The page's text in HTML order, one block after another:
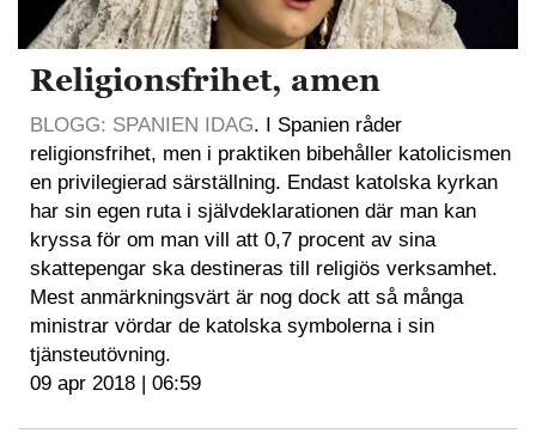
Religionsfrihet, amen
BLOGG: SPANIEN IDAG. I Spanien råder
religionsfrihet, men i praktiken bibehåller katolicismen
en privilegierad särställning. Endast katolska kyrkan
har sin egen ruta i självdeklarationen där man kan
kryssa för om man vill att 0,7 procent av sina
skattepengar ska destineras till religiös verksamhet.
Mest anmärkningsvärt är nog dock att så många
ministrar vördar de katolska symbolerna i sin
tjänsteutövning.
09 apr 2018 | 06:59